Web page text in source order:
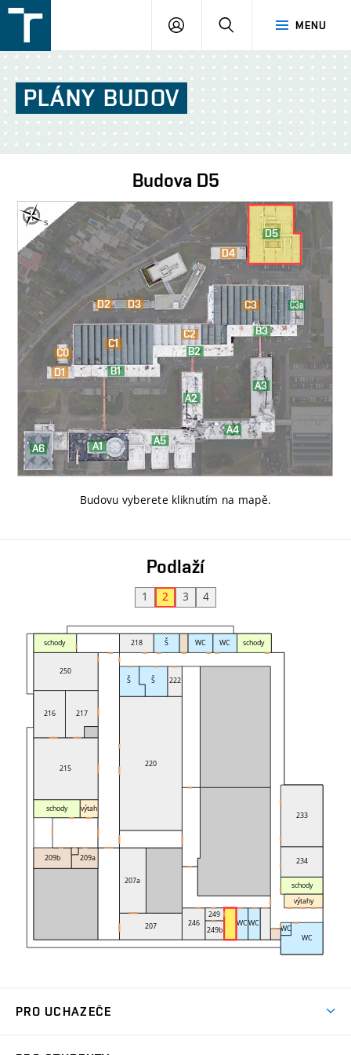
v
Brně
MENU
PŘIHLÁŠENÍ
PLÁNY BUDOV
Budova D5
Budovu vyberete kliknutím na mapě.
Podlaží
1 2 3 4
PRO UCHAZEČE